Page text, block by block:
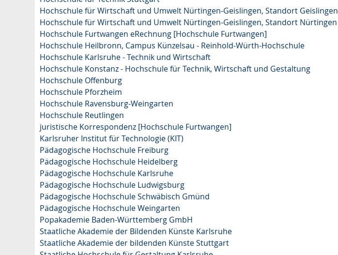
Hochschule für Wirtschaft und Umwelt Nürtingen-Geislingen, Standort Geislingen
Hochschule für Wirtschaft und Umwelt Nürtingen-Geislingen, Standort Nürtingen
Hochschule Furtwangen eRechnung [Hochschule Furtwangen]
Hochschule Heilbronn, Campus Künzelsau - Reinhold-Würth-Hochschule
Hochschule Karlsruhe - Technik und Wirtschaft
Hochschule Konstanz - Hochschule für Technik, Wirtschaft und Gestaltung
Hochschule Offenburg
Hochschule Pforzheim
Hochschule Ravensburg-Weingarten
Hochschule Reutlingen
juristische Korrespondenz [Hochschule Furtwangen]
Karlsruher Institut für Technologie (KIT)
Pädagogische Hochschule Freiburg
Pädagogische Hochschule Heidelberg
Pädagogische Hochschule Karlsruhe
Pädagogische Hochschule Ludwigsburg
Pädagogische Hochschule Schwäbisch Gmünd
Pädagogische Hochschule Weingarten
Popakademie Baden-Württemberg GmbH
Staatliche Akademie der Bildenden Künste Karlsruhe
Staatliche Akademie der bildenden Künste Stuttgart